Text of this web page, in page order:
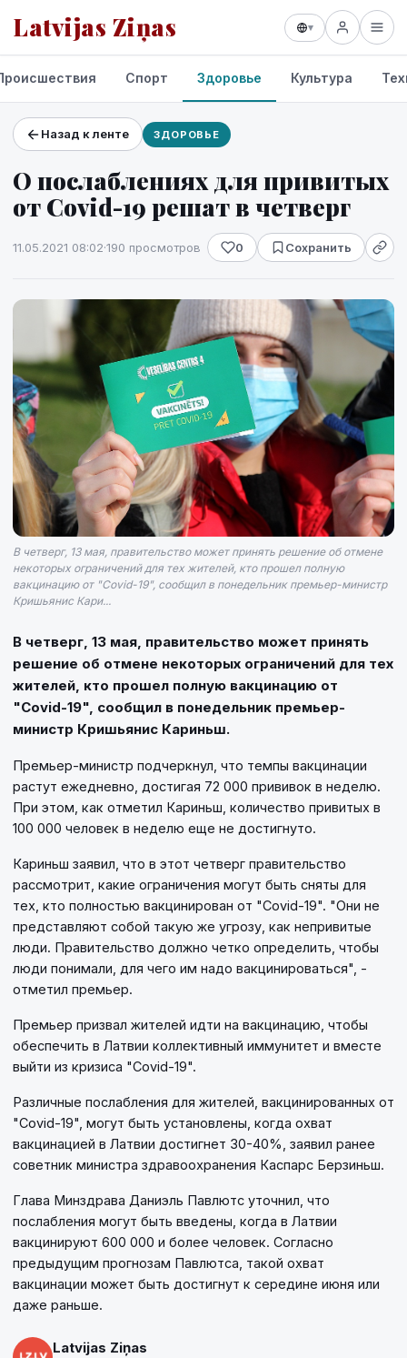
Latvijas Ziņas ▾
Проекты и сервисы
Прогноз погоды
Спорт Здоровье Культура
Назад к ленте ЗДОРОВЬЕ
О послаблениях для привитых
от Covid-19 решат в четверг
11.05.2021 08:02·190 просмотров 0 Сохранить
В четверг, 13 мая, правительство может принять решение об отмене
некоторых ограничений для тех жителей, кто прошел полную
вакцинацию от "Covid-19", сообщил в понедельник премьер-министр
Кришьянис Кари...
В четверг, 13 мая, правительство может принять
решение об отмене некоторых ограничений для тех
жителей, кто прошел полную вакцинацию от
"Covid-19", сообщил в понедельник премьер-
министр Кришьянис Кариньш.
Премьер-министр подчеркнул, что темпы вакцинации
растут ежедневно, достигая 72 000 прививок в неделю.
При этом, как отметил Кариньш, количество привитых в
100 000 человек в неделю еще не достигнуто.
Кариньш заявил, что в этот четверг правительство
рассмотрит, какие ограничения могут быть сняты для
тех, кто полностью вакцинирован от "Covid-19". "Они не
представляют собой такую же угрозу, как непривитые
люди. Правительство должно четко определить, чтобы
люди понимали, для чего им надо вакцинироваться", -
отметил премьер.
Премьер призвал жителей идти на вакцинацию, чтобы
обеспечить в Латвии коллективный иммунитет и вместе
выйти из кризиса "Covid-19".
Различные послабления для жителей, вакцинированных от
"Covid-19", могут быть установлены, когда охват
вакцинацией в Латвии достигнет 30-40%, заявил ранее
советник министра здравоохранения Каспарс Берзиньш.
Глава Минздрава Даниэль Павлютс уточнил, что
послабления могут быть введены, когда в Латвии
вакцинируют 600 000 и более человек. Согласно
предыдущим прогнозам Павлютса, такой охват
вакцинации может быть достигнут к середине июня или
даже раньше.
Latvijas Ziņas